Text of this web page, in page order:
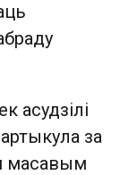
асудзілі
за
масавым